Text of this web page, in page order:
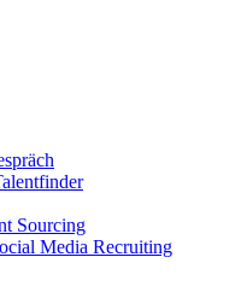
Sourcing
Media Recruiting